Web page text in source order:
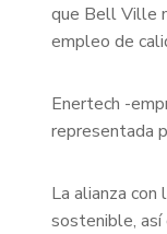
que Bell Ville
empleo de
Enertech -
representada
La alianza
sostenible, así